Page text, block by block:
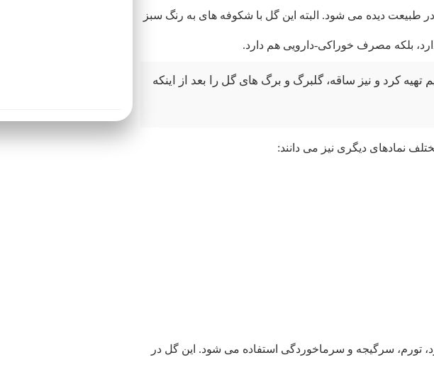
طبیعت دیده می شود. البته این گل با شکوفه های به رنگ سبز
بلکه مصرف خوراکی-دارویی هم دارد.
تهیه کرد و نیز ساقه، گلبرگ و برگ های گل را بعد از اینکه
نمادهای دیگری نیز می دانند:
تورم، سرگیجه و سرماخوردگی استفاده می شود. این گل در